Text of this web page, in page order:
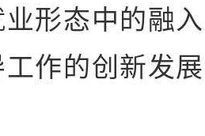
形态中的融
作的创新发